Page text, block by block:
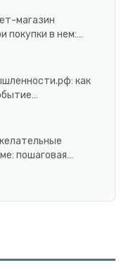
магазин
покупки в нем:…
как
пошаговая…